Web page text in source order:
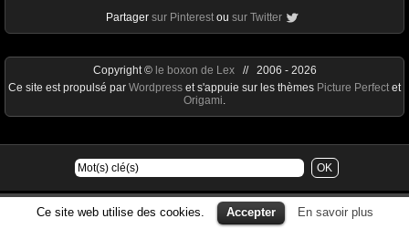
Partager sur Pinterest ou sur Twitter
Ce site web utilise des cookies. Accepter En savoir plus
Copyright © le boxon de Lex// 2006 - 2026
Ce site est propulsé par Wordpress et s'appuie sur les thèmes Picture Perfect et
Origami.